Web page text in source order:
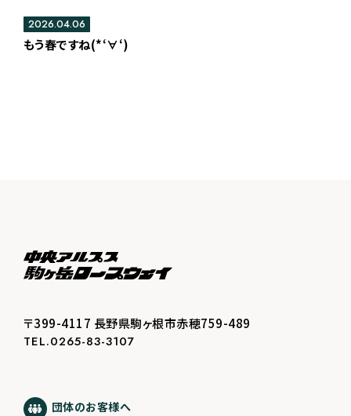
もう春ですね(*‘∀‘)
2026.04.06
〒399-4117 長野県駒ヶ根市赤穂759-489
TEL.0265-83-3107
団体のお客様へ